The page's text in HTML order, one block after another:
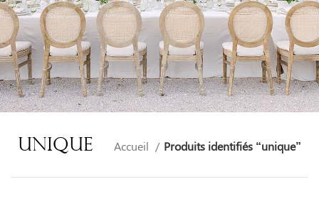
Unique Accueil Produits identifiés “unique”